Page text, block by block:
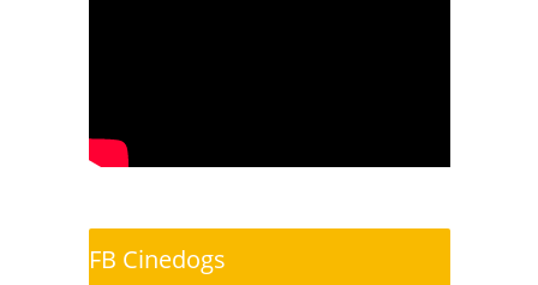
FB Cinedogs